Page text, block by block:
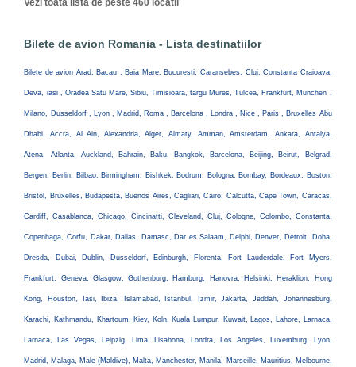
Bilete de avion Romania - Lista destinatiilor
Bilete de avion Arad, Bacau , Baia Mare, Bucuresti, Caransebes, Cluj, Constanta Craioava,
Deva, iasi , Oradea Satu Mare, Sibiu, Timisioara, targu Mures, Tulcea, Frankfurt, Munchen ,
Milano, Dusseldorf , Lyon , Madrid, Roma , Barcelona , Londra , Nice , Paris , Bruxelles Abu
Dhabi, Accra, Al Ain, Alexandria, Alger, Almaty, Amman, Amsterdam, Ankara, Antalya,
Atena, Atlanta, Auckland, Bahrain, Baku, Bangkok, Barcelona, Beijing, Beirut, Belgrad,
Bergen, Berlin, Bilbao, Birmingham, Bishkek, Bodrum, Bologna, Bombay, Bordeaux, Boston,
Bristol, Bruxelles, Budapesta, Buenos Aires, Cagliari, Cairo, Calcutta, Cape Town, Caracas,
Cardiff, Casablanca, Chicago, Cincinatti, Cleveland, Cluj, Cologne, Colombo, Constanta,
Copenhaga, Corfu, Dakar, Dallas, Damasc, Dar es Salaam, Delphi, Denver, Detroit, Doha,
Dresda, Dubai, Dublin, Dusseldorf, Edinburgh, Florenta, Fort Lauderdale, Fort Myers,
Frankfurt, Geneva, Glasgow, Gothenburg, Hamburg, Hanovra, Helsinki, Heraklion, Hong
Kong, Houston, Iasi, Ibiza, Islamabad, Istanbul, Izmir, Jakarta, Jeddah, Johannesburg,
Karachi, Kathmandu, Khartoum, Kiev, Koln, Kuala Lumpur, Kuwait, Lagos, Lahore, Larnaca,
Larnaca, Las Vegas, Leipzig, Lima, Lisabona, Londra, Los Angeles, Luxemburg, Lyon,
Madrid, Malaga, Male (Maldive), Malta, Manchester, Manila, Marseille, Mauritius, Melbourne,